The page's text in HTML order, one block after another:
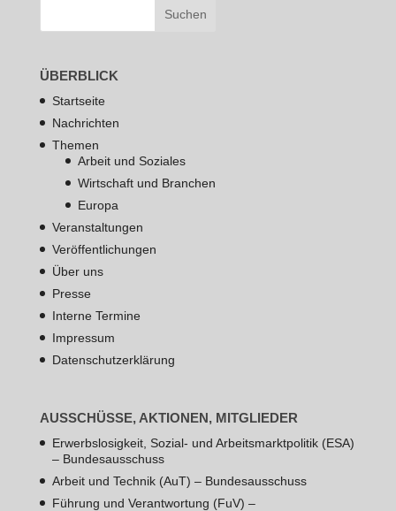
ÜBERBLICK
Startseite
Nachrichten
Themen
Arbeit und Soziales
Wirtschaft und Branchen
Europa
Veranstaltungen
Veröffentlichungen
Über uns
Presse
Interne Termine
Impressum
Datenschutzerklärung
AUSSCHÜSSE, AKTIONEN, MITGLIEDER
Erwerbslosigkeit, Sozial- und Arbeitsmarktpolitik (ESA)
– Bundesausschuss
Arbeit und Technik (AuT) – Bundesausschuss
Führung und Verantwortung (FuV) –